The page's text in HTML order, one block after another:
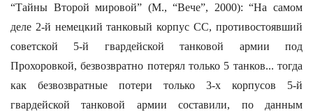
“Тайны Второй мировой” (М., “Вече”, 2000): “На самом
деле 2-й немецкий танковый корпус СС, противостоявший
советской 5-й гвардейской танковой армии под
Прохоровкой, безвозвратно потерял только 5 танков... тогда
как безвозвратные потери только 3-х корпусов 5-й
гвардейской танковой армии составили, по данным